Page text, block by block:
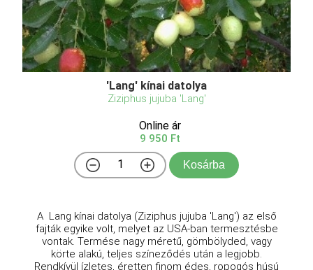
'Lang' kínai datolya
Ziziphus jujuba 'Lang'
Online ár
9 950 Ft
Kosárba
A Lang kínai datolya (Ziziphus jujuba 'Lang') az első
fajták egyike volt, melyet az USA-ban termesztésbe
vontak. Termése nagy méretű, gömbölyded, vagy
körte alakú, teljes színeződés után a legjobb.
Rendkívül ízletes, éretten finom édes, ropogós húsú